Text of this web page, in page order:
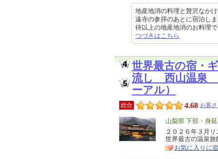
地産地消の料理と贅沢なか
遠寺の参拝のあとに宿泊し
待以上の地産地消のお料理
つづきはこちら
世界最古の宿・
流し 西山温泉
ーアル）
総合 4.68 お客
エ
リ
ア
山梨県 下部・身
特
徴
２０２６年３月
世界最古の温泉
お気に入りに